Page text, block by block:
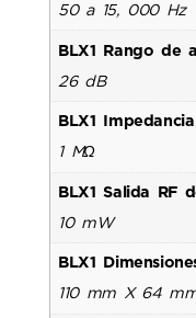
50 a 15, 000 Hz
BLX1 Rango de
26 dB
BLX1
1 MΩ
BLX1 Salida RF
10 mW
BLX1
110 mm X 64